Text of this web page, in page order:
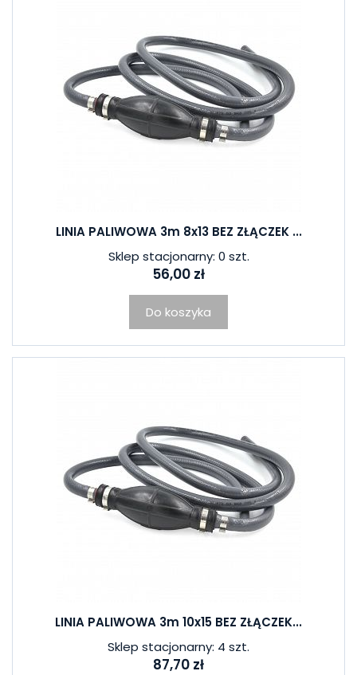
LINIA PALIWOWA 3m 8x13 BEZ ZŁĄCZEK ...
Sklep stacjonarny: 0 szt.
56,00 zł
Do koszyka
LINIA PALIWOWA 3m 10x15 BEZ ZŁĄCZEK...
Sklep stacjonarny: 4 szt.
87,70 zł